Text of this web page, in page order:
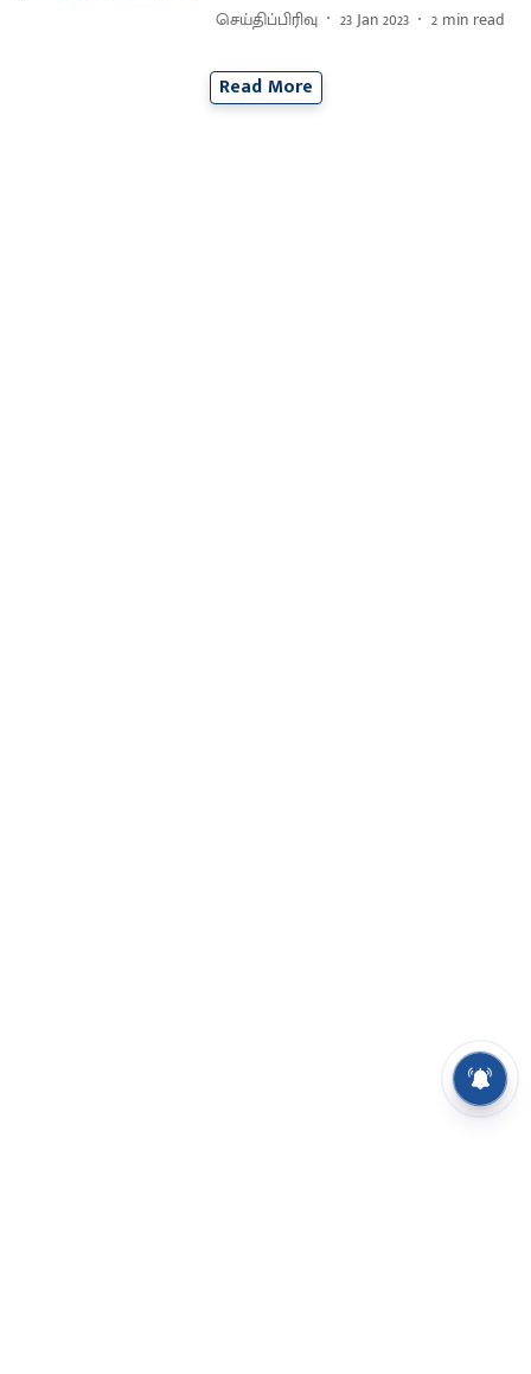
செய்திப்பிரிவு 23 Jan 2023 2 min read
Read More